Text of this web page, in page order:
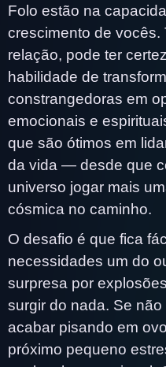
Folo estão na
crescimento de
relação, pode ter
habilidade de
constrangedoras em
emocionais e
que são ótimos em
da vida — desde que
universo jogar mais
cósmica no caminho.
O desafio é que fica
necessidades um do
surpresa por
surgir do nada. Se
acabar pisando em
próximo pequeno